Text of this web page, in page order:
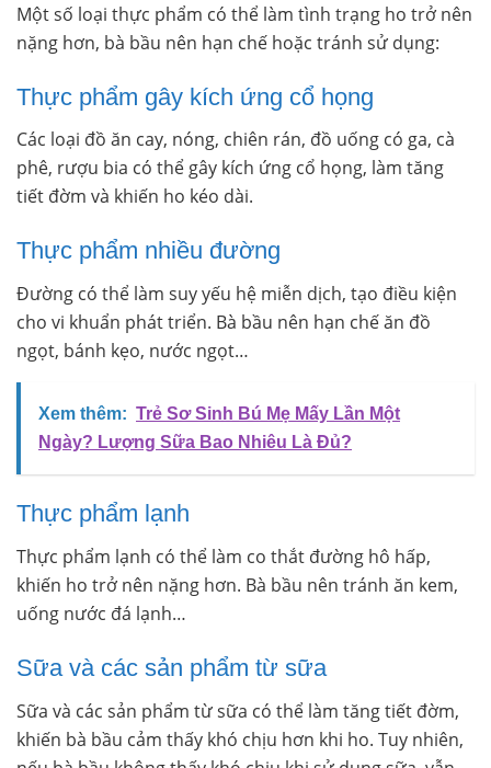
Một số loại thực phẩm có thể làm tình trạng ho trở nên
nặng hơn, bà bầu nên hạn chế hoặc tránh sử dụng:
Thực phẩm gây kích ứng cổ họng
Các loại đồ ăn cay, nóng, chiên rán, đồ uống có ga, cà
phê, rượu bia có thể gây kích ứng cổ họng, làm tăng
tiết đờm và khiến ho kéo dài.
Thực phẩm nhiều đường
Đường có thể làm suy yếu hệ miễn dịch, tạo điều kiện
cho vi khuẩn phát triển. Bà bầu nên hạn chế ăn đồ
ngọt, bánh kẹo, nước ngọt…
Xem thêm: Trẻ Sơ Sinh Bú Mẹ Mấy Lần Một
Ngày? Lượng Sữa Bao Nhiêu Là Đủ?
Thực phẩm lạnh
Thực phẩm lạnh có thể làm co thắt đường hô hấp,
khiến ho trở nên nặng hơn. Bà bầu nên tránh ăn kem,
uống nước đá lạnh…
Sữa và các sản phẩm từ sữa
Sữa và các sản phẩm từ sữa có thể làm tăng tiết đờm,
khiến bà bầu cảm thấy khó chịu hơn khi ho. Tuy nhiên,